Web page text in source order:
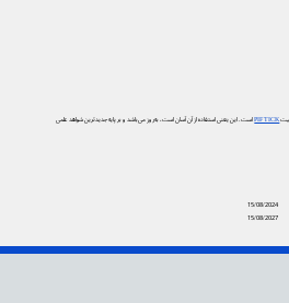
PIF TICKاست. این یعنی استفاده از آن آسان است، به‌روز می‌باشد و بر پایه جدیدترین شواهد علمی
15/08/2024
15/08/2027